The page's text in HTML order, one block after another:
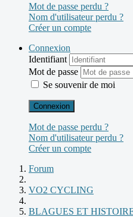
Mot de passe perdu ?
Nom d'utilisateur perdu ?
Créer un compte
Connexion
Identifiant
Mot de passe
Se souvenir de moi
Connexion
Mot de passe perdu ?
Nom d'utilisateur perdu ?
Créer un compte
Forum
VO2 CYCLING
BLAGUES ET